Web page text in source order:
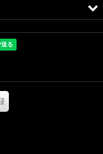
バケット。
が特徴。